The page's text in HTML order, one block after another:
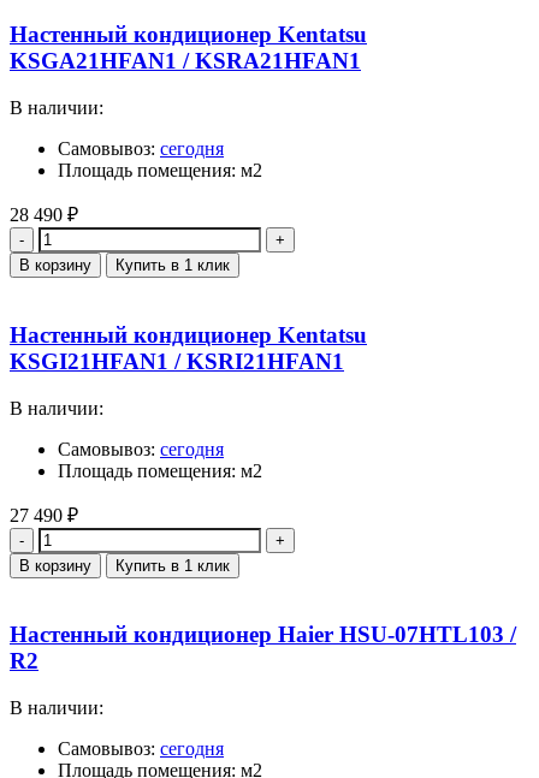
Настенный кондиционер Kentatsu
KSGA21HFAN1 / KSRA21HFAN1
В наличии:
Самовывоз: сегодня
Площадь помещения: м2
28 490 ₽
Количество
В корзину Купить в 1 клик
Настенный кондиционер Kentatsu
KSGI21HFAN1 / KSRI21HFAN1
В наличии:
Самовывоз: сегодня
Площадь помещения: м2
27 490 ₽
Количество
В корзину Купить в 1 клик
Настенный кондиционер Haier HSU-07HTL103 /
R2
В наличии:
Самовывоз: сегодня
Площадь помещения: м2